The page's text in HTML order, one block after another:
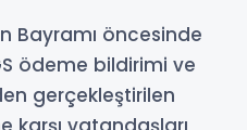
Bayramı öncesinde
ödeme bildirimi ve
gerçekleştirilen